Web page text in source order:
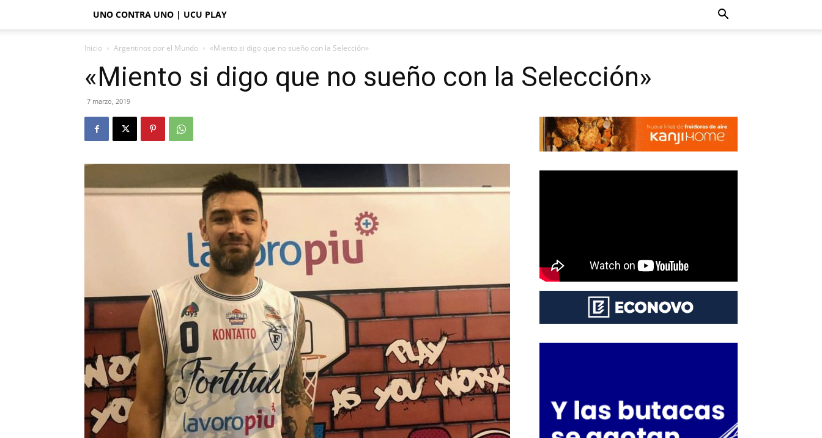
UNO CONTRA UNO | UCU PLAY
Inicio Argentinos por el Mundo «Miento si digo que no sueño con la Selección»
«Miento si digo que no sueño con la Selección»
7 marzo, 2019